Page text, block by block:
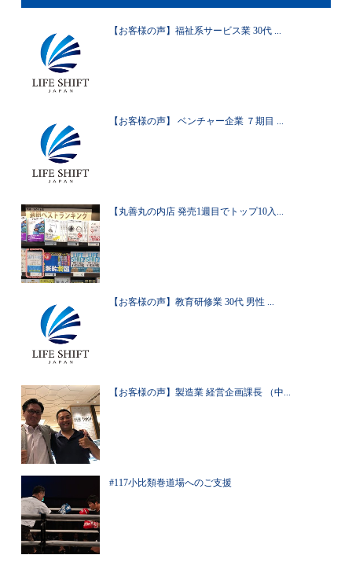
【お客様の声】福祉系サービス業 30代 ...
【お客様の声】 ベンチャー企業 ７期目 ...
【丸善丸の内店 発売1週目でトップ10入...
【お客様の声】教育研修業 30代 男性 ...
【お客様の声】製造業 経営企画課長 （中...
#117小比類巻道場へのご支援